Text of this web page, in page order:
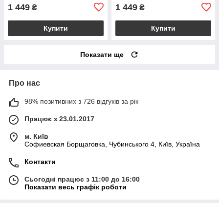
1 449 ₴
Купити
1 449 ₴
Купити
Показати ще
Про нас
98% позитивних з 726 відгуків за рік
Працює з 23.01.2017
м. Київ
Софиевская Борщаговка, Чубинського 4, Київ, Україна
Контакти
Сьогодні працює з 11:00 до 16:00
Показати весь графік роботи